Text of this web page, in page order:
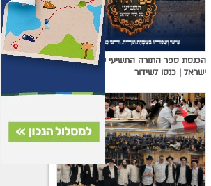
הכנסת ספר התורה התשיעי של ילדי
ישראל | כנסו לשידור